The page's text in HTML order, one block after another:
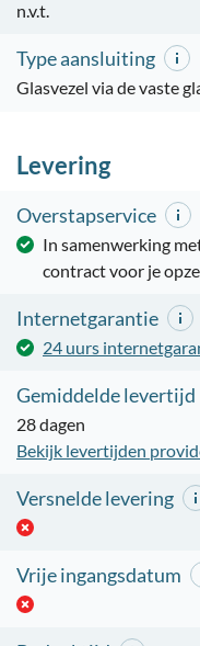
n.v.t.
Type aansluiting
Glasvezel via de vaste
Levering
Overstapservice
In samenwerking
contract voor je
Internetgarantie
24 uurs
Gemiddelde levertijd
28 dagen
Bekijk levertijden
Versnelde levering
Vrije ingangsdatum